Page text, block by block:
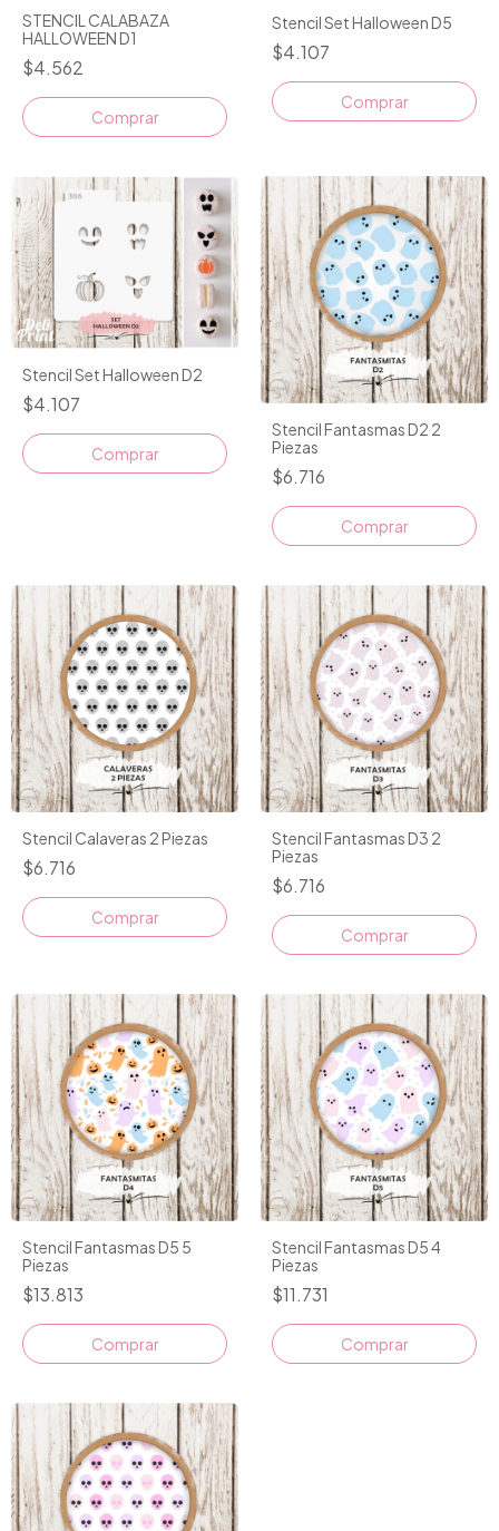
STENCIL CALABAZA
HALLOWEEN D1
$4.562
Comprar
Stencil Set Halloween D5
$4.107
Stencil Set Halloween D2
$4.107
Stencil Fantasmas D2 2
Piezas
$6.716
Stencil Calaveras 2 Piezas
$6.716
Stencil Fantasmas D3 2
Piezas
$6.716
Stencil Fantasmas D5 5
Piezas
$13.813
Stencil Fantasmas D5 4
Piezas
$11.731